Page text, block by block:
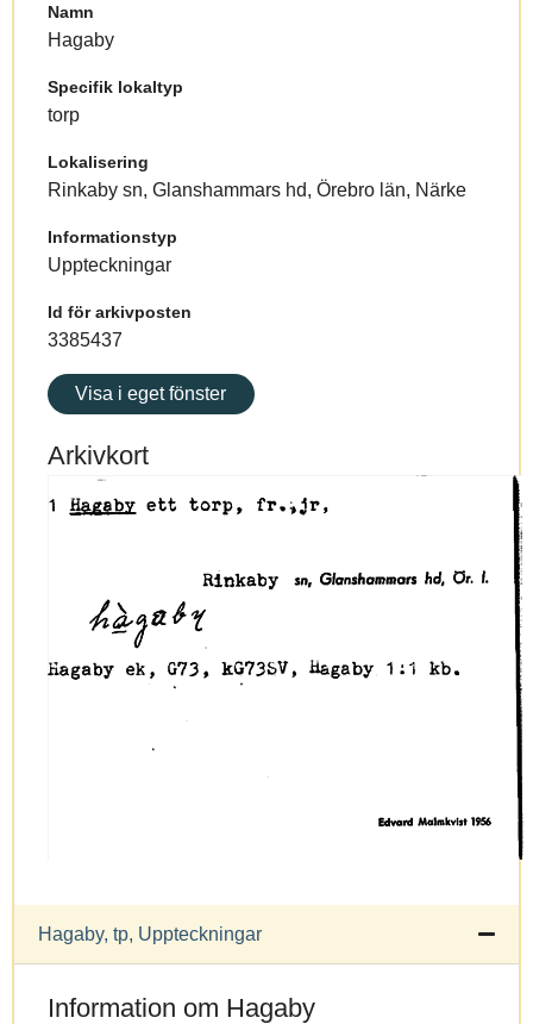
Namn
Hagaby
Specifik lokaltyp
torp
Lokalisering
Rinkaby sn, Glanshammars hd, Örebro län, Närke
Informationstyp
Uppteckningar
Id för arkivposten
3385437
Visa i eget fönster
Arkivkort
Hagaby, tp, Uppteckningar
Information om Hagaby